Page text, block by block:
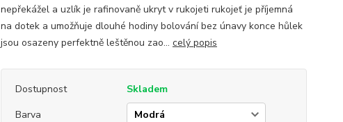
nepřekážel a uzlík je rafinovaně ukryt v rukojeti rukojeť je příjemná
na dotek a umožňuje dlouhé hodiny bolování bez únavy konce hůlek
jsou osazeny perfektně leštěnou zao... celý popis
Dostupnost
Skladem
Barva